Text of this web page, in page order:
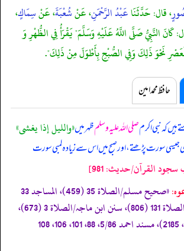
، قال: حَدَّثَنَاعَبْدُ الرَّحْمَنِ، عَنْشُعْبَةَ، عَنْسِمَاكٍ،
كَانَ النَّبِيُّ صَلَّى اللَّهُ عَلَيْهِ وَسَلَّمَ" يَقْرَأُ فِي الظُّهْرِ وَ
نَحْوَ ذَلِكَ وَفِي الصُّبْحِ بِأَطْوَلَ مِنْ ذَلِكَ".
حافظ محمد امین
ہیں کہنبی اکرمصلی اللہ علیہ وسلمظہر میں«والليل إذا يغشى»
جیسی سورت پڑھتے، اور صبح میں اس سے زیادہ لمبی سورت
القرآن/حدیث: 981]
«صحیح مسلم/الصلاة 35 (459)، المساجد 33
(618)، سنن ابی داود/الصلاة 131 (806)، سنن ابن ماجہ/الصلاة 3 (673)،
(تحفة الأشراف: 2179، 2185)، مسند احمد 5/86، 88، 101، 106، 108